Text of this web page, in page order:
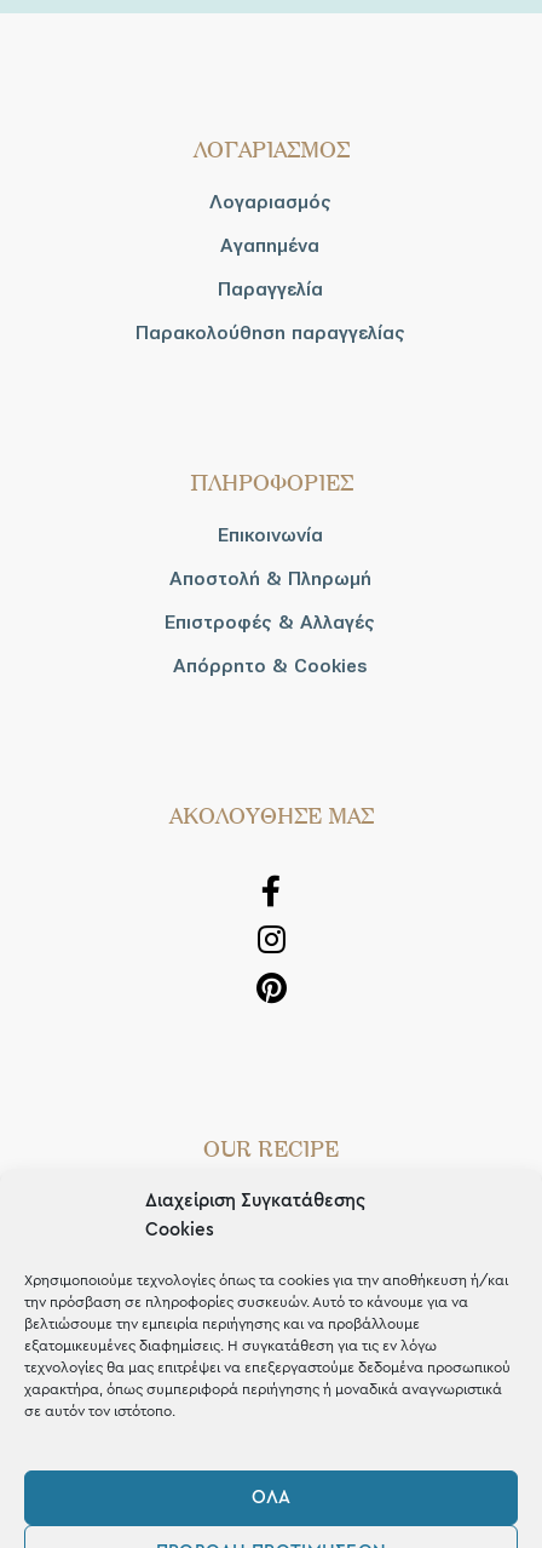
Διαχείριση Συγκατάθεσης
Cookies
Χρησιμοποιούμε τεχνολογίες όπως τα cookies για την αποθήκευση ή/και
την πρόσβαση σε πληροφορίες συσκευών. Αυτό το κάνουμε για να
βελτιώσουμε την εμπειρία περιήγησης και να προβάλλουμε
εξατομικευμένες διαφημίσεις. Η συγκατάθεση για τις εν λόγω
τεχνολογίες θα μας επιτρέψει να επεξεργαστούμε δεδομένα προσωπικού
χαρακτήρα, όπως συμπεριφορά περιήγησης ή μοναδικά αναγνωριστικά
σε αυτόν τον ιστότοπο.
ΌΛΑ
ΛΟΓΑΡΙΑΣΜΟΣ
Λογαριασμός
Αγαπημένα
Παραγγελία
Παρακολούθηση παραγγελίας
ΠΛΗΡΟΦΟΡΙΕΣ
Επικοινωνία
Αποστολή & Πληρωμή
Επιστροφές & Αλλαγές
Απόρρητο & Cookies
AΚΟΛΟΥΘΗΣΕ ΜΑΣ
OUR RECIPE
Gifts
Blog
Shop the look
ΚΑΤΑΣΤΗΜΑ